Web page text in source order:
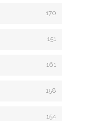
170
151
161
158
154